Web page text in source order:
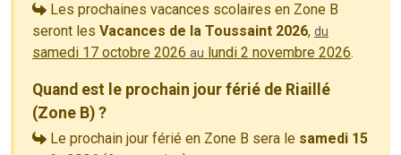
Les prochaines vacances scolaires en Zone B
seront les Vacances de la Toussaint 2026, du
samedi 17 octobre 2026 au lundi 2 novembre 2026.
Quand est le prochain jour férié de Riaillé
(Zone B) ?
Le prochain jour férié en Zone B sera le samedi 15